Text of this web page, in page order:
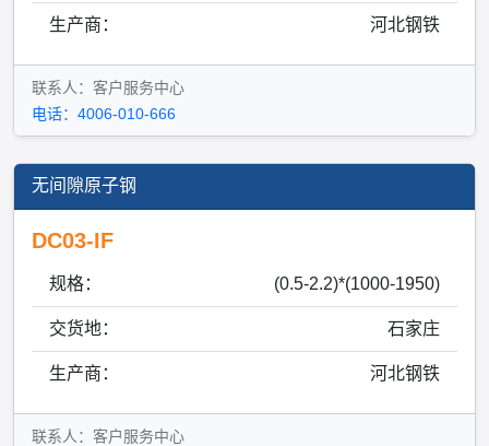
生产商： 河北钢铁
联系人：客户服务中心
电话：4006-010-666
无间隙原子钢
DC03-IF
规格： (0.5-2.2)*(1000-1950)
交货地： 石家庄
生产商： 河北钢铁
联系人：客户服务中心